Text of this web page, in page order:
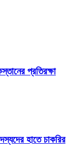
প্রতিরক্ষা
হাতে চাকরির